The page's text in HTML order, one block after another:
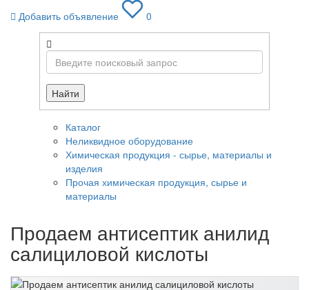
Добавить объявление
0
Найти
Каталог
Неликвидное оборудование
Химическая продукция - сырье, материалы и
изделия
Прочая химическая продукция, сырье и
материалы
Продаем антисептик анилид
салициловой кислоты